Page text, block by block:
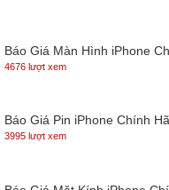
ứng vẫn hoạt động
bị sọc, chảy mực.
hiển thị sai màu sắc,
Báo Giá Màn Hình iPhone
4676 lượt xem
Báo Giá Pin iPhone Chính
3995 lượt xem